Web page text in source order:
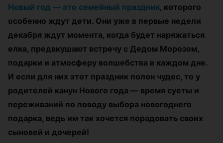
Новый год — это семейный праздник, которого
особенно ждут дети. Они уже в первые недели
декабря ждут момента, когда будет наряжаться
елка, предвкушают встречу с Дедом Морозом,
подарки и атмосферу волшебства в каждом дне.
И если для них этот праздник полон чудес, то у
родителей канун Нового года — время суеты и
переживаний по поводу выбора новогоднего
подарка, ведь им так хочется порадовать своих
сыновей и дочерей!